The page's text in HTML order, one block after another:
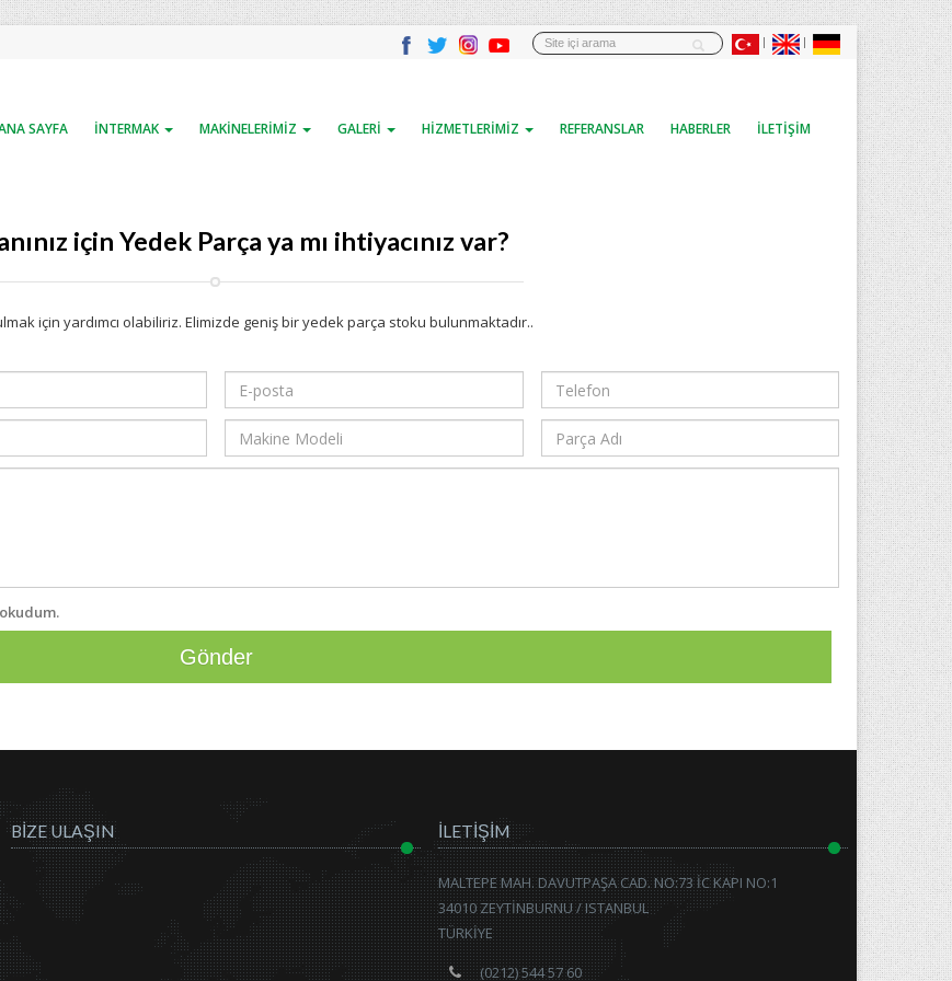
SAYFA İNTERMAK MAKİNELERİMİZ GALERİ HİZMETLERİMİZ REFERANSLAR HABERLER İLETİŞİM
için Yedek Parça ya mı ihtiyacınız var?
için yardımcı olabiliriz. Elimizde geniş bir yedek parça stoku bulunmaktadır..
BİZE ULAŞIN İLETİŞİM
MALTEPE MAH. DAVUTPAŞA CAD. NO:73 İC KAPI NO:1
34010 ZEYTİNBURNU / ISTANBUL
TÜRKİYE
(0212) 544 57 60